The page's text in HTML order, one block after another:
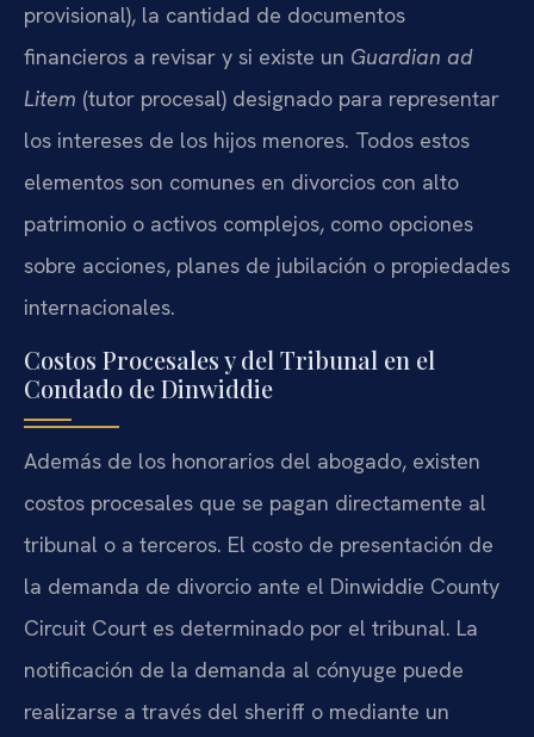
provisional), la cantidad de documentos
financieros a revisar y si existe un Guardian ad
Litem (tutor procesal) designado para representar
los intereses de los hijos menores. Todos estos
elementos son comunes en divorcios con alto
patrimonio o activos complejos, como opciones
sobre acciones, planes de jubilación o propiedades
internacionales.
Costos Procesales y del Tribunal en el
Condado de Dinwiddie
Además de los honorarios del abogado, existen
costos procesales que se pagan directamente al
tribunal o a terceros. El costo de presentación de
la demanda de divorcio ante el Dinwiddie County
Circuit Court es determinado por el tribunal. La
notificación de la demanda al cónyuge puede
realizarse a través del sheriff o mediante un